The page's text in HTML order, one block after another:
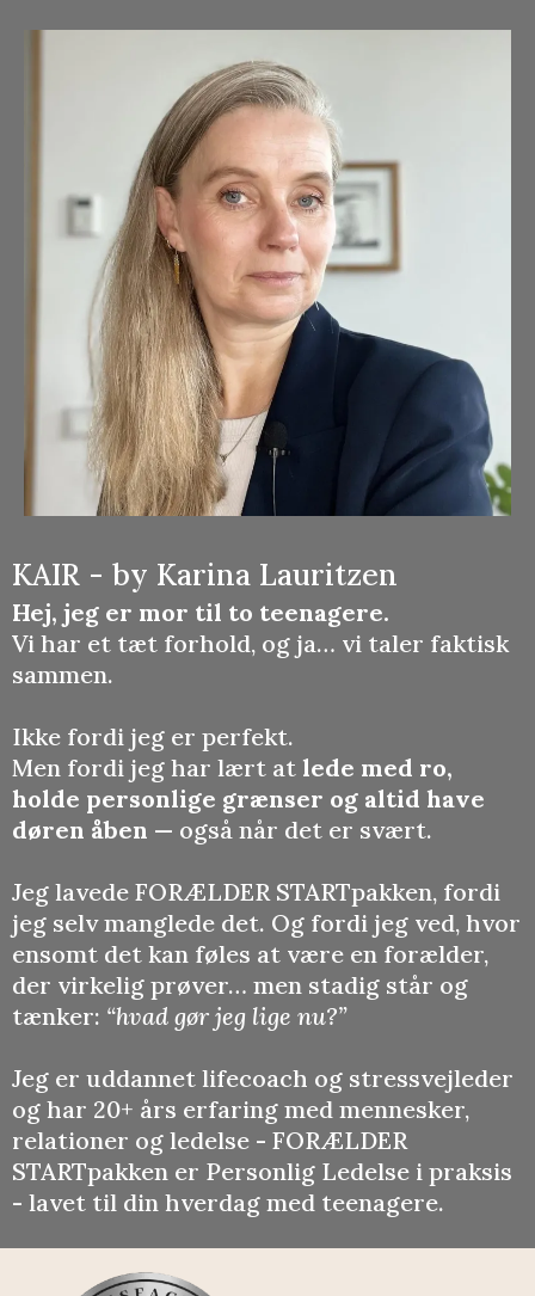
KAIR - by Karina Lauritzen
Hej, jeg er mor til to teenagere.
Vi har et tæt forhold, og ja… vi taler faktisk
sammen.
Ikke fordi jeg er perfekt.
Men fordi jeg har lært at lede med ro,
holde personlige grænser og altid have
døren åben — også når det er svært.
Jeg lavede FORÆLDER STARTpakken, fordi
jeg selv manglede det. Og fordi jeg ved, hvor
ensomt det kan føles at være en forælder,
der virkelig prøver… men stadig står og
tænker: “hvad gør jeg lige nu?”
Jeg er uddannet lifecoach og stressvejleder
og har 20+ års erfaring med mennesker,
relationer og ledelse - FORÆLDER
STARTpakken er Personlig Ledelse i praksis
- lavet til din hverdag med teenagere.